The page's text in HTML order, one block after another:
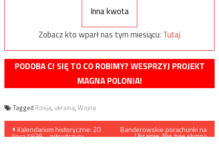
Inna kwota
Zobacz kto wparł nas tym miesiącu: Tutaj
PODOBA CI SIĘ TO CO ROBIMY? WESPRZYJ PROJEKT
MAGNA POLONIA!
Tagged Rosja, ukraina, Wojna
Nawigacja
Kalendarium historyczne: 20
lipca 1939 – piłsudczycy
Banderowskie porachunki na
Ukrainie. Nie żyje słynna